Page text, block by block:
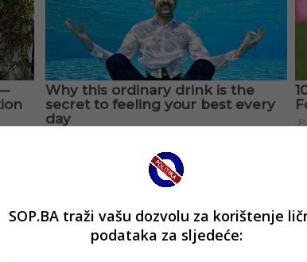
SOP.BA traži vašu dozvolu za korištenje
podataka za sljedeće: